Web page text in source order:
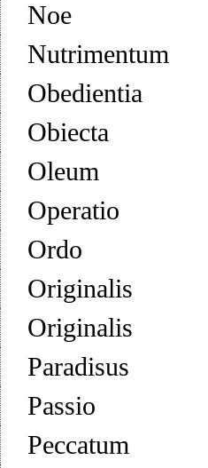
Noe
Nutrimentum
Obedientia
Obiecta
Oleum
Operatio
Ordo
Originalis
Originalis
Paradisus
Passio
Peccatum